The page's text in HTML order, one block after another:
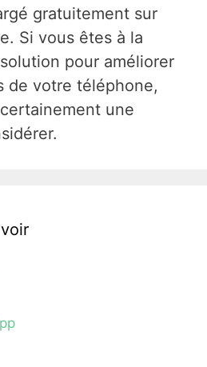
gratuitement sur
Si vous êtes à la
pour améliorer
de votre téléphone,
une